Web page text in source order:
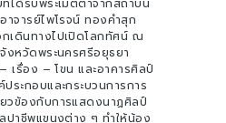
ได้รับพระเมตตาจากสถาบัน
าจารย์ไพโรจน์ ทองคำสุก
เดินทางไปเปิดโลกทัศน์ ณ
งหวัดพระนครศรีอยุธยา
เรื่อง – โขน และอาคารศิลป์
ระกอบและกระบวนการการ
วข้องกับการแสดงนาฏศิลป์
ปาชีพแขนงต่าง ๆ ทำให้น้อง